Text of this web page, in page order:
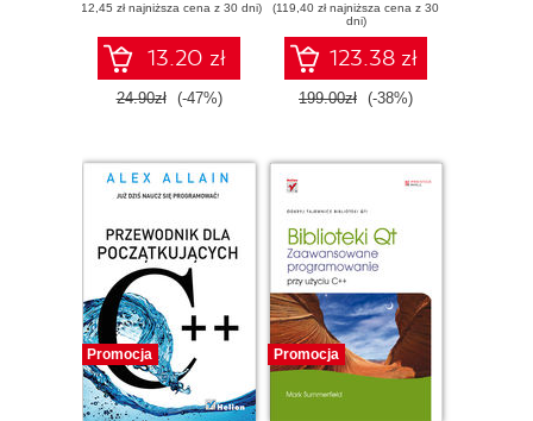
(12,45 zł najniższa cena z 30 dni)
13.20 zł
24.90zł (-47%)
(119,40 zł najniższa cena z 30
dni)
123.38 zł
199.00zł (-38%)
Promocja Promocja